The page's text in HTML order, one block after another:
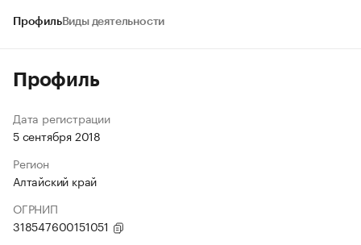
ПрофильВиды деятельности
Профиль
Дата регистрации
5 сентября 2018
Регион
Алтайский край
ОГРНИП
318547600151051